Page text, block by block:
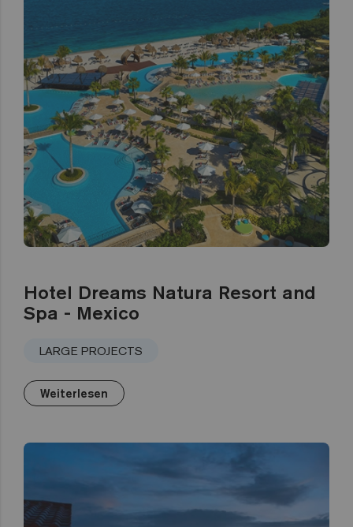
Hotel Dreams Natura Resort and
Spa - Mexico
LARGE PROJECTS
Weiterlesen